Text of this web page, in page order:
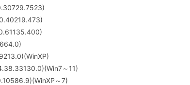
～11)
～7)